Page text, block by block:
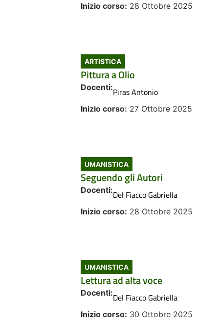
Inizio corso: 28 Ottobre 2025
ARTISTICA
Pittura a Olio
Docenti:Piras Antonio
Inizio corso: 27 Ottobre 2025
UMANISTICA
Seguendo gli Autori
Docenti:Del Fiacco Gabriella
Inizio corso: 28 Ottobre 2025
UMANISTICA
Lettura ad alta voce
Docenti:Del Fiacco Gabriella
Inizio corso: 30 Ottobre 2025